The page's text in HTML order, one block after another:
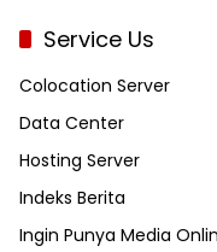
Service Us
Colocation Server
Data Center
Hosting Server
Indeks Berita
Ingin Punya Media